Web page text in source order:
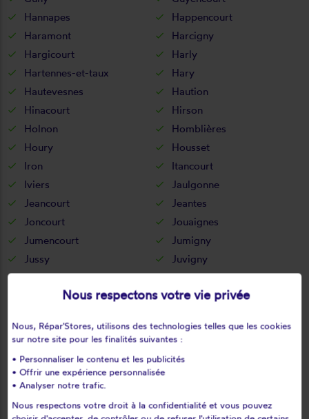
Hannapes
Happencourt
Haramont
Harcigny
Hargicourt
Harly
Hartennes-et-taux
Hary
Hautevesnes
Haution
Hinacourt
Hirson
Holnon
Homblières
Houry
Housset
Iron
Itancourt
Iviers
Jaulgonne
Jeancourt
Jeantes
Joncourt
Jouaignes
Jumencourt
Jumigny
Jussy
Juvigny
Juvincourt-et-damary
La bouteille
La capelle
La celle-sous-montmirail
La croix-sur-ourcq
La fère
La hérie
La neuville-bosmont
La neuville-housset
La neuville-lès-dorengt
Nous respectons votre vie privée
Nous, Répar'Stores, utilisons des technologies telles que les cookies
sur notre site pour les finalités suivantes :
• Personnaliser le contenu et les publicités
• Offrir une expérience personnalisée
• Analyser notre trafic.
Nous respectons votre droit à la confidentialité et vous pouvez